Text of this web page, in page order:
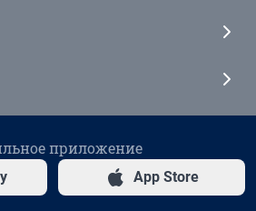
приложение
App Store